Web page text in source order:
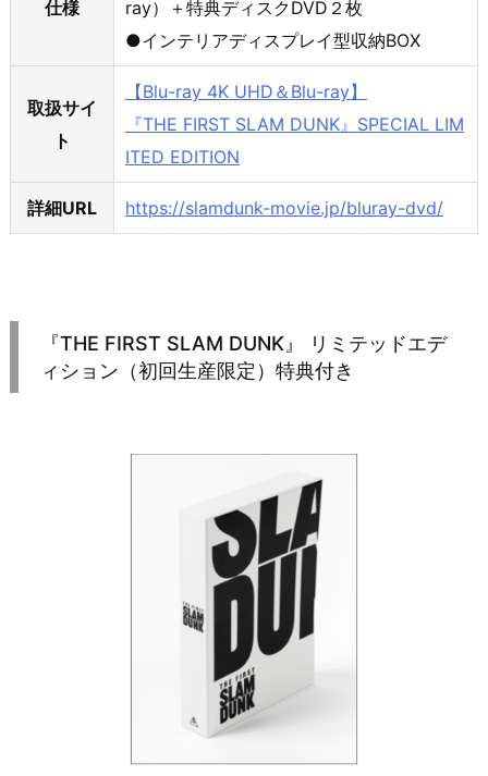
仕様
ray）＋特典ディスクDVD２枚
●インテリアディスプレイ型収納BOX
取扱サイ
ト
【Blu-ray 4K UHD＆Blu-ray】
『THE FIRST SLAM DUNK』SPECIAL LIM
ITED EDITION
詳細URL https://slamdunk-movie.jp/bluray-dvd/
『THE FIRST SLAM DUNK』 リミテッドエデ
ィション（初回生産限定）特典付き